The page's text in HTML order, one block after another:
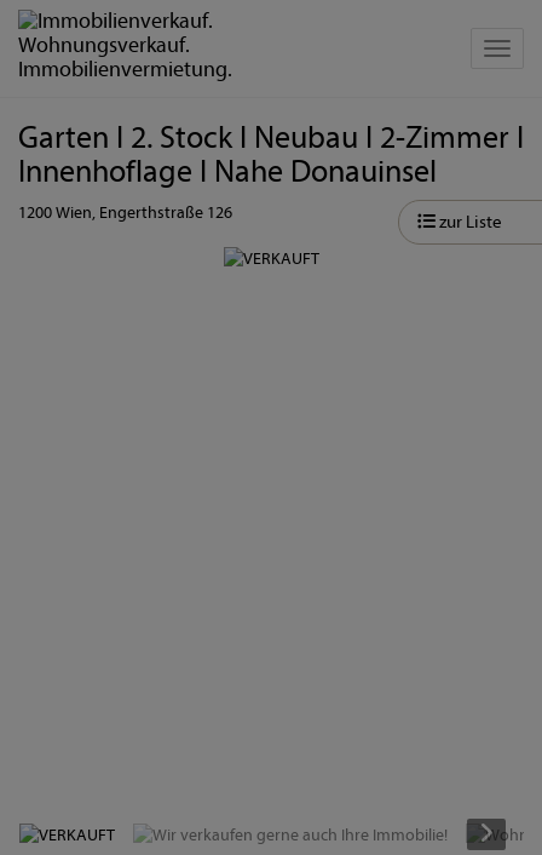
Garten I 2. Stock I Neubau I 2-Zimmer I
Innenhoflage I Nahe Donauinsel
1200 Wien, Engerthstraße 126 zur Liste